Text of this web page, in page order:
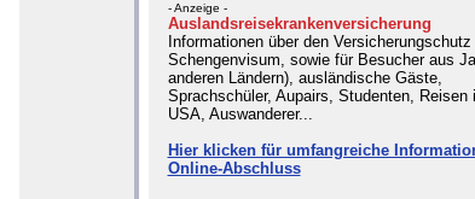
- Anzeige -
Auslandsreisekrankenversicherung
Informationen über den
Schengenvisum, sowie für Besucher aus
anderen Ländern), ausländische Gäste,
Sprachschüler, Aupairs, Studenten, Reisen
USA, Auswanderer...
Hier klicken für umfangreiche
Online-Abschluss